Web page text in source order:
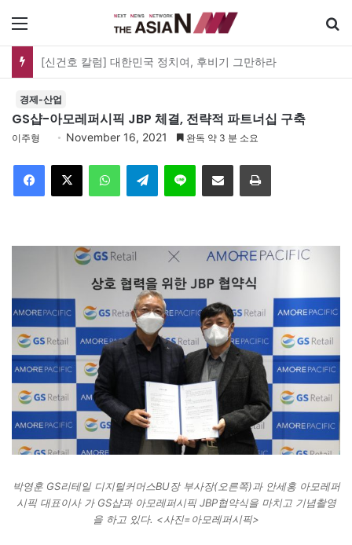
경제-산업
GS샵-아모레퍼시픽 JBP 체결, 전략적 파트너십 구축
이주형 November 16, 2021 완독 약 3 분 소요
Telegram 이메일
박영훈 GS리테일 디지털커머스BU장 부사장(오른쪽)과 안세홍 아모레퍼
시픽 대표이사 가 GS샵과 아모레퍼시픽 JBP협약식을 마치고 기념촬영
을 하고 있다. <사진=아모레퍼시픽>